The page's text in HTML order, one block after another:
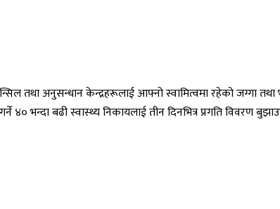
तथा अनुसन्धान केन्द्रहरूलाई आफ्नो स्वामित्वमा रहेको जग्गा तथा
४० भन्दा बढी स्वास्थ्य निकायलाई तीन दिनभित्र प्रगति विवरण